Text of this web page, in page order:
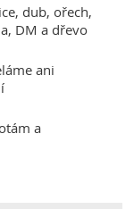
dub, ořech,
DM a dřevo
ani
a